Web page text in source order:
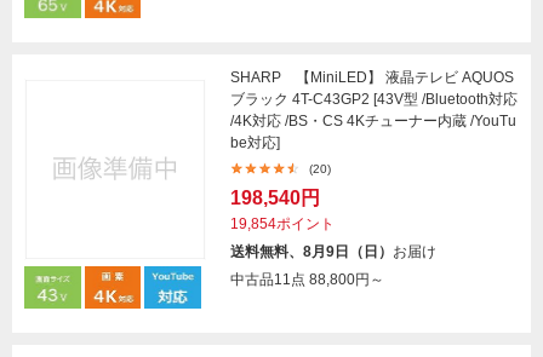
SHARP 【MiniLED】 液晶テレビ AQUOS
ブラック 4T-C43GP2 [43V型 /Bluetooth対応
/4K対応 /BS・CS 4Kチューナー内蔵 /YouTu
be対応]
(20)
198,540円
19,854ポイント
送料無料、8月9日（日） お届け
中古品11点 88,800円～